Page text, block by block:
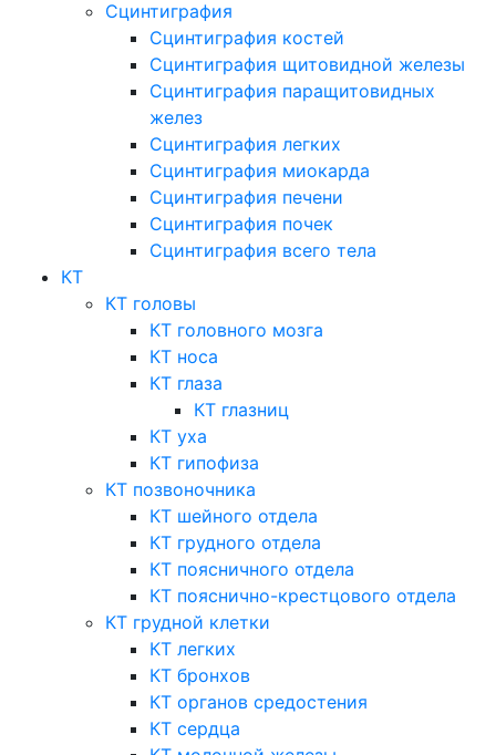
Сцинтиграфия
Сцинтиграфия костей
Сцинтиграфия щитовидной железы
Сцинтиграфия паращитовидных
желез
Сцинтиграфия легких
Сцинтиграфия миокарда
Сцинтиграфия печени
Сцинтиграфия почек
Сцинтиграфия всего тела
КТ
КТ головы
КТ головного мозга
КТ носа
КТ глаза
КТ глазниц
КТ уха
КТ гипофиза
КТ позвоночника
КТ шейного отдела
КТ грудного отдела
КТ поясничного отдела
КТ пояснично-крестцового отдела
КТ грудной клетки
КТ легких
КТ бронхов
КТ органов средостения
КТ сердца